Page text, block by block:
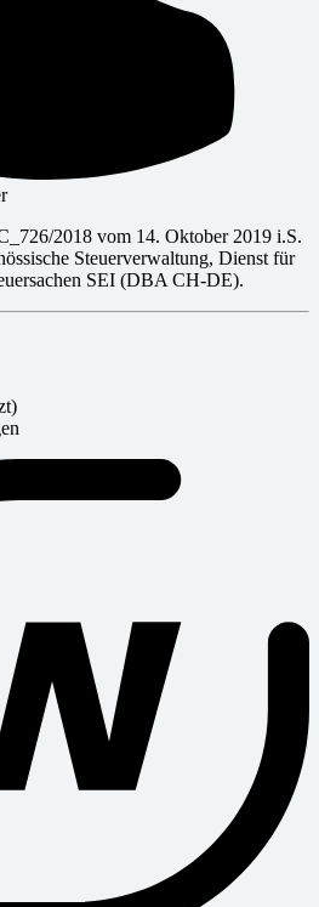
2018 vom 14. Oktober 2019 i.S.
Steuerverwaltung, Dienst für
SEI (DBA CH-DE).